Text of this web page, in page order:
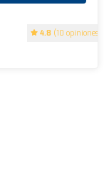
4.8 (10 opiniones)